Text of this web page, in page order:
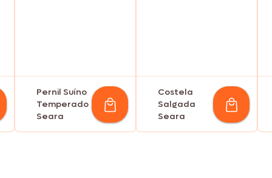
Pernil Suíno
Temperado
Seara
Costela
Salgada
Seara